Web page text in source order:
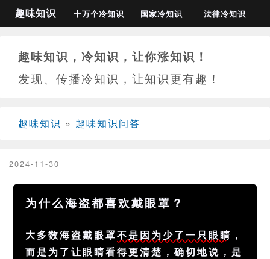
趣味知识 十万个冷知识 国家冷知识 法律冷知识
趣味知识，冷知识，让你涨知识！
发现、传播冷知识，让知识更有趣！
趣味知识 » 趣味知识问答
2024-11-30
为什么海盗都喜欢戴眼罩？
大多数海盗戴眼罩不是因为少了一只眼睛 ，
而是为了让眼睛看得更清楚，确切地说，是